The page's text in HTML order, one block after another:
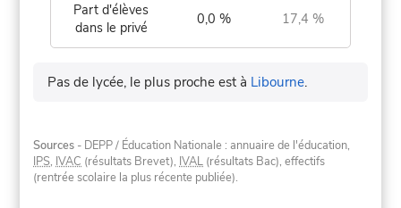
Part d'élèves
dans le privé
0,0 % 17,4 %
Pas de lycée, le plus proche est à Libourne.
Sources - DEPP / Éducation Nationale : annuaire de l'éducation,
IPS, IVAC (résultats Brevet), IVAL (résultats Bac), effectifs
(rentrée scolaire la plus récente publiée).